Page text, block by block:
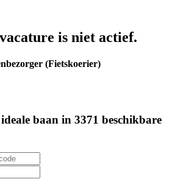
is niet actief.
(Fietskoerier)
baan in 3371 beschikbare